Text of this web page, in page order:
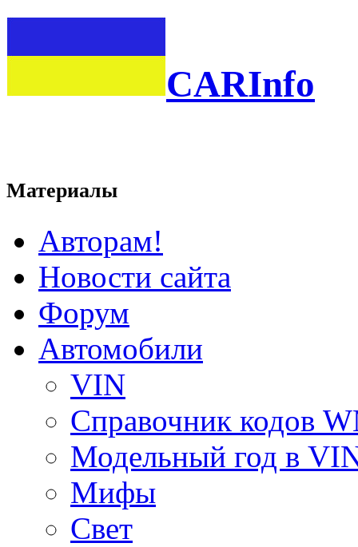
CARInfo
Материалы
Авторам!
Новости сайта
Форум
Автомобили
VIN
Справочник кодов
Модельный год в
Мифы
Свет